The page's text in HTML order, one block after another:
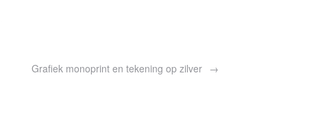
Grafiek monoprint en tekening op zilver